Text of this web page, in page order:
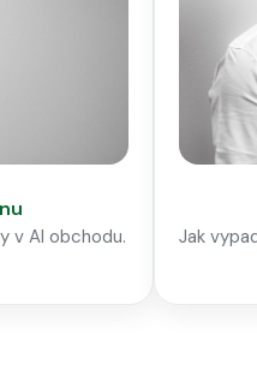
v AI obchodu.
Jak